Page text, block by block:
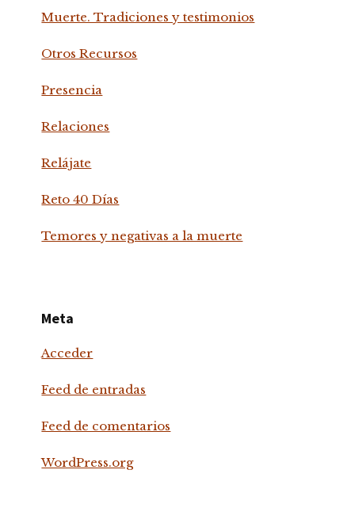
Muerte. Tradiciones y testimonios
Otros Recursos
Presencia
Relaciones
Relájate
Reto 40 Días
Temores y negativas a la muerte
Meta
Acceder
Feed de entradas
Feed de comentarios
WordPress.org